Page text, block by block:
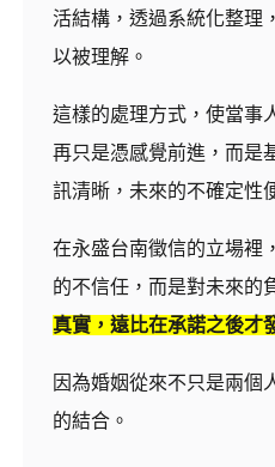
活結構，透過系統化整理
以被理解。
這樣的處理方式，使當事
再只是憑感覺前進，而是
訊清晰，未來的不確定性
在永盛台南徵信的立場裡
的不信任，而是對未來的
真實，遠比在承諾之後才
因為婚姻從來不只是兩個
的結合。